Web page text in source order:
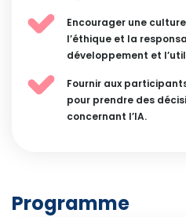
Encourager une
l’éthique et la
développement et
Fournir aux
pour prendre des
concernant l’IA.
Programme